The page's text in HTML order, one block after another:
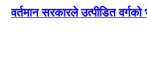
वर्तमान सरकारले उत्पीडित